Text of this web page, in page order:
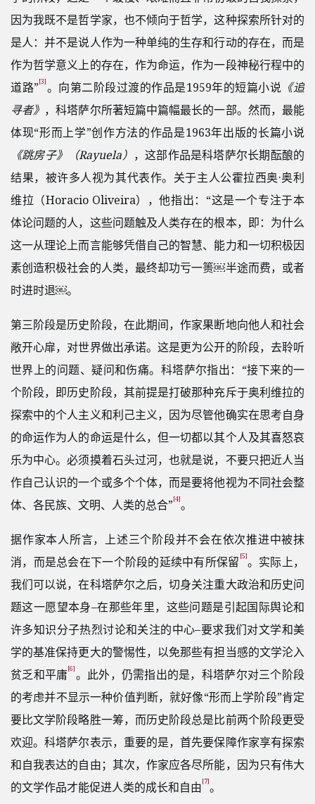
因为我既不是哲学家，也不倾向于哲学，这种探索所针对的
是人：并不是说人作为一种单纯的生存和行动的存在，而是
作为哲学意义上的存在，作为命运，作为一段神秘行程中的
道路”[3]。向第二阶段过渡的作品是1959年的短篇小说 《追
寻者》 ，科塔萨尔所著短篇中篇幅最长的一部。然而，最能
体现“形而上学”创作方法的作品是1963年出版的长篇小说
《跳房子》（Rayuela） ，这部作品是科塔萨尔长期酝酿的
结果，被许多人视为其代表作。关于主人公霍拉西奥·奥利
维拉（Horacio Oliveira），他指出：“这是一个专注于本
体论问题的人，这些问题触及人类存在的根本，即：为什么
这一从理论上而言能够凭借自己的智慧、能力和一切积极因
素创造积极社会的人类，最终却功亏一篑￼半途而费，或者
时进时退￼。
第三阶段是历史阶段，在此期间，作家果断地向他人和社会
敞开心扉，对世界做出承诺。这是更为公开的阶段，去聆听
世界上的问题、疑问和伤痛。科塔萨尔指出：“接下来的一
个阶段，即历史阶段，其前提是打破那种充斥于奥利维拉的
探索中的个人主义和利己主义，因为尽管他确实在思考自身
的命运作为人的命运是什么，但一切都以其个人及其喜怒哀
乐为中心。必须摸着石头过河，也就是说，不要只把近人当
作自己认识的一个或多个个体，而是要将他视为不同社会整
体、各民族、文明、人类的总合”[4]。
据作家本人所言，上述三个阶段并不会在依次推进中被抹
消，而是总会在下一个阶段的延续中有所保留 [5]。实际上，
我们可以说，在科塔萨尔之后，切身关注重大政治和历史问
题这一愿望本身–在那些年里，这些问题是引起国际舆论和
许多知识分子热烈讨论和关注的中心–要求我们对文学和美
学的基准保持更大的警惕性，以免那些有担当感的文学沦入
贫乏和平庸[6]。此外，仍需指出的是，科塔萨尔对三个阶段
的考虑并不显示一种价值判断，就好像“形而上学阶段”肯定
要比文学阶段略胜一筹，而历史阶段总是比前两个阶段更受
欢迎。科塔萨尔表示，重要的是，首先要保障作家享有探索
和自我表达的自由；其次，作家应各尽所能，因为只有伟大
的文学作品才能促进人类的成长和自由[7]。